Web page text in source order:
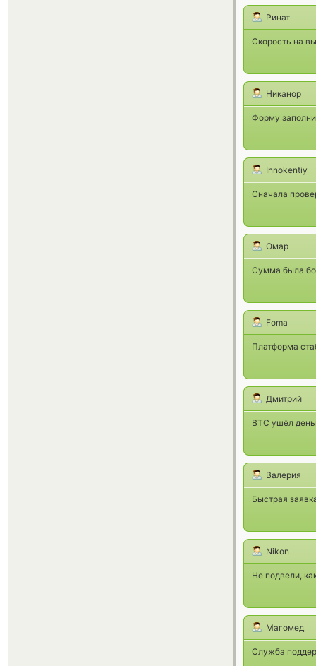
Ринат
Скорость на
Никанор
Форму
Innokentiy
Сначала
Омар
Сумма была
Foma
Платформа
Дмитрий
BTC ушёл
Валерия
Быстрая
Nikon
Не подвели,
Магомед
Служба